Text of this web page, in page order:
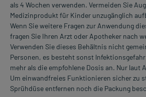
als 4 Wochen verwenden. Vermeiden Sie
Medizinprodukt für Kinder unzugänglich
Wenn Sie weitere Fragen zur Anwendung
fragen Sie Ihren Arzt oder Apotheker nach
Verwenden Sie dieses Behältnis nicht
Personen, es besteht sonst
mehr als die empfohlene Dosis an. Nur laut
Um einwandfreies Funktionieren sicher zu
Sprühdüse entfernen noch die Packung